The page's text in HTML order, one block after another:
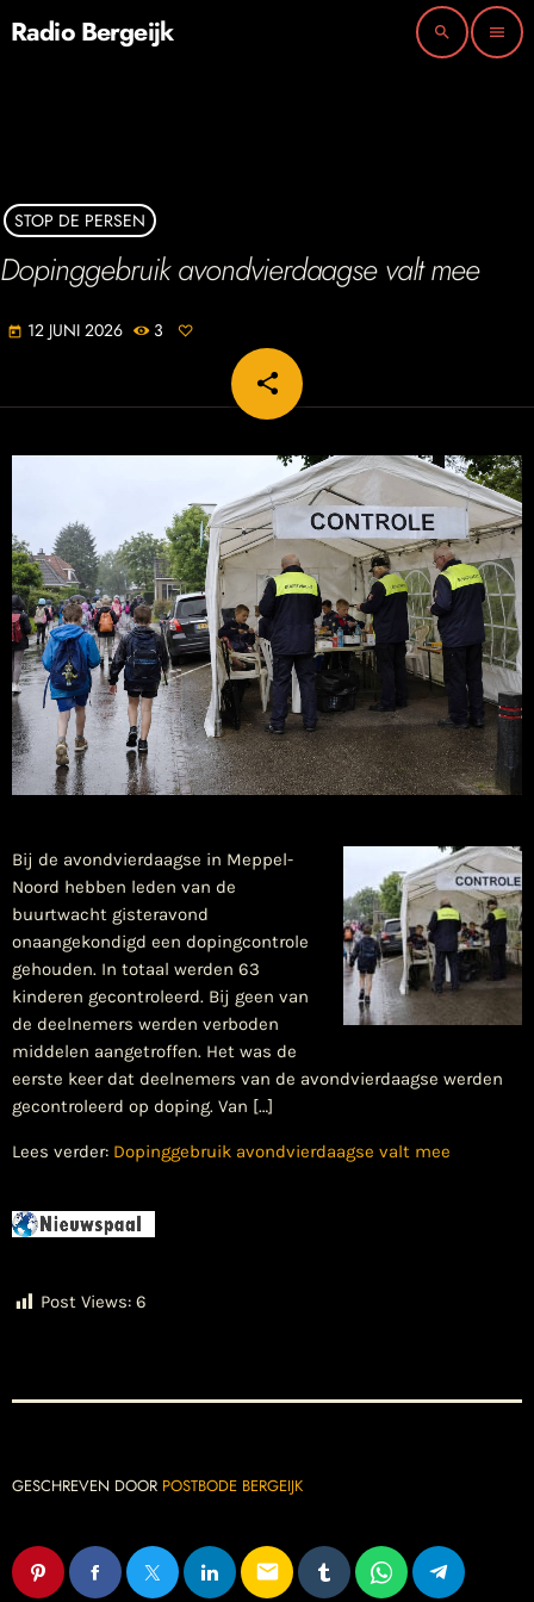
Radio Bergeijk search menu
STOP DE PERSEN
Dopinggebruik avondvierdaagse valt mee
today 12 JUNI 2026 3
share
email
Bij de avondvierdaagse in Meppel-
Noord hebben leden van de
buurtwacht gisteravond
onaangekondigd een dopingcontrole
gehouden. In totaal werden 63
kinderen gecontroleerd. Bij geen van
de deelnemers werden verboden
middelen aangetroffen. Het was de
eerste keer dat deelnemers van de avondvierdaagse werden
gecontroleerd op doping. Van […]
Lees verder: Dopinggebruik avondvierdaagse valt mee
Post Views: 6
GESCHREVEN DOOR POSTBODE BERGEIJK
email